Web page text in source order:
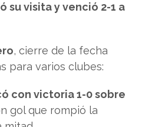
su visita y venció 2-1 a
, cierre de la fecha
para varios clubes:
con victoria 1-0 sobre
gol que rompió la